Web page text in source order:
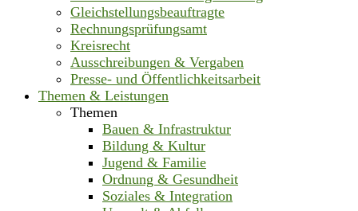
Gleichstellungsbeauftragte
Rechnungsprüfungsamt
Kreisrecht
Ausschreibungen & Vergaben
Presse- und Öffentlichkeitsarbeit
Themen & Leistungen
Themen
Bauen & Infrastruktur
Bildung & Kultur
Jugend & Familie
Ordnung & Gesundheit
Soziales & Integration